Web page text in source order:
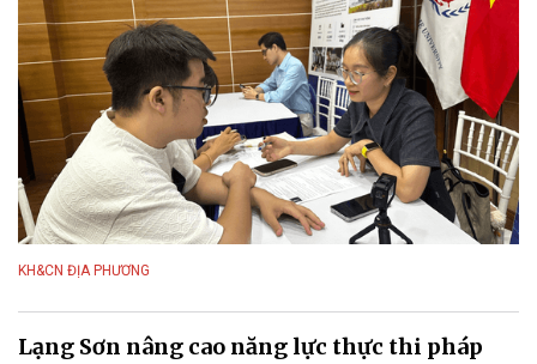
KH&CN ĐỊA PHƯƠNG
Lạng Sơn nâng cao năng lực thực thi pháp